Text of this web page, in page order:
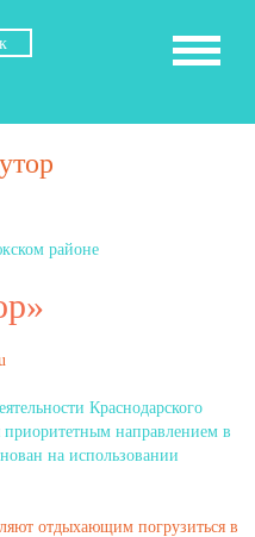
Краснодарского
приоритетным направлением в
на использовании
отдыхающим погрузиться в